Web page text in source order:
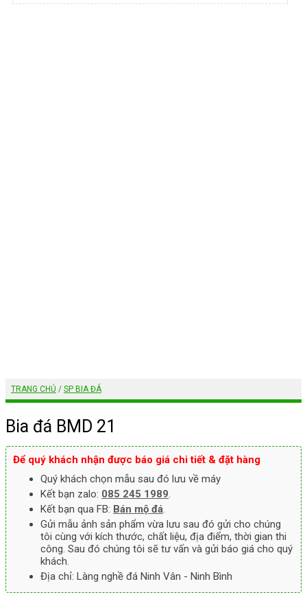
TRANG CHỦ / SP BIA ĐÁ
Bia đá BMD 21
Để quý khách nhận được báo giá chi tiết & đặt hàng
Quý khách chọn mẫu sau đó lưu về máy
Kết bạn zalo: 085 245 1989.
Kết bạn qua FB: Bán mộ đá.
Gửi mẫu ảnh sản phẩm vừa lưu sau đó gửi cho chúng
tôi cùng với kích thước, chất liệu, địa điểm, thời gian thi
công. Sau đó chúng tôi sẽ tư vấn và gửi báo giá cho quý
khách.
Địa chỉ: Làng nghề đá Ninh Vân - Ninh Bình